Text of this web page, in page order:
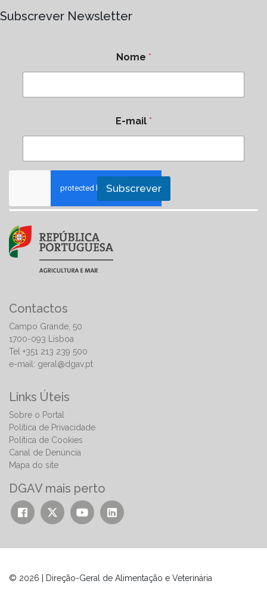
Subscrever Newsletter
Nome *
E-mail *
Subscrever
Contactos
Campo Grande, 50
1700-093 Lisboa
Tel +351 213 239 500
e-mail: geral@dgav.pt
Links Úteis
Sobre o Portal
Política de Privacidade
Política de Cookies
Canal de Denúncia
Mapa do site
DGAV mais perto
© 2026 | Direção-Geral de Alimentação e Veterinária